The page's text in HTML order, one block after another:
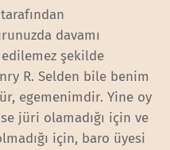
davamı
şekilde
R. Selden bile benim
egemenimdir. Yine oy
jüri olamadığı için ve
için, baro üyesi